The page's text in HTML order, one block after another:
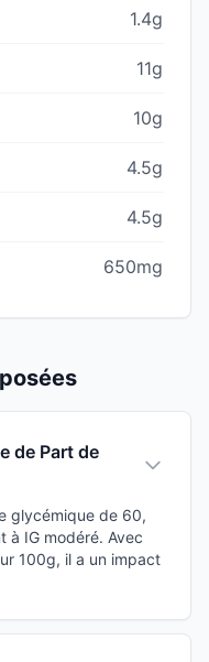
1.4g
11g
10g
4.5g
4.5g
650mg
de Part de
glycémique de 60,
à IG modéré. Avec
100g, il a un impact